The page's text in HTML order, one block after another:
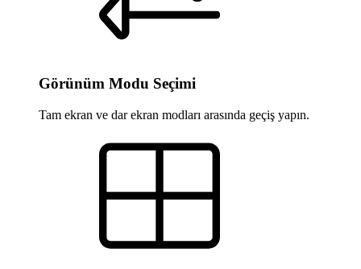
Görünüm Modu Seçimi
Tam ekran ve dar ekran modları arasında geçiş yapın.